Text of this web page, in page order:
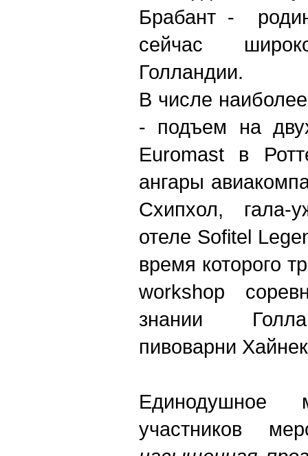
Брабант -
сейчас
Голландии.
В числе
- подъем на
Euromast в
ангары
Схипхол, гала-
отеле Sofitel
время которого
workshop
знании
пивоварни
Единодушное
участников